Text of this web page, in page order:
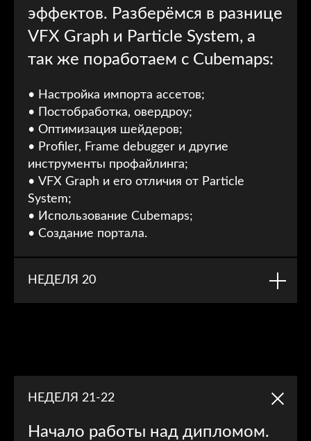
На этом этапе ты научишься создавать
сложные композитные эффекты для
игр, включая использование кода, а так
обязательно рассмотрим такие аспекты,
как производительность, чтобы твои
3 МОДУЛЬ
Все это работы наших студентов!
эффектов. Разберёмся в разнице
VFX Graph и Particle System, а
так же поработаем с Cubemaps:
• Настройка импорта ассетов;
• Постобработка, овердроу;
• Оптимизация шейдеров;
• Profiler, Frame debugger и другие
инструменты профайлинга;
• VFX Graph и его отличия от Particle
System;
• Использование Cubemaps;
• Создание портала.
НЕДЕЛЯ 20
НЕДЕЛЯ 21-22
Начало работы над дипломом.